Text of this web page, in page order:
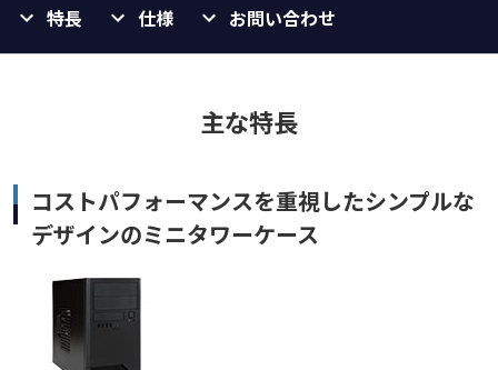
特長 仕様 お問い合わせ
主な特長
コストパフォーマンスを重視したシンプルな
デザインのミニタワーケース